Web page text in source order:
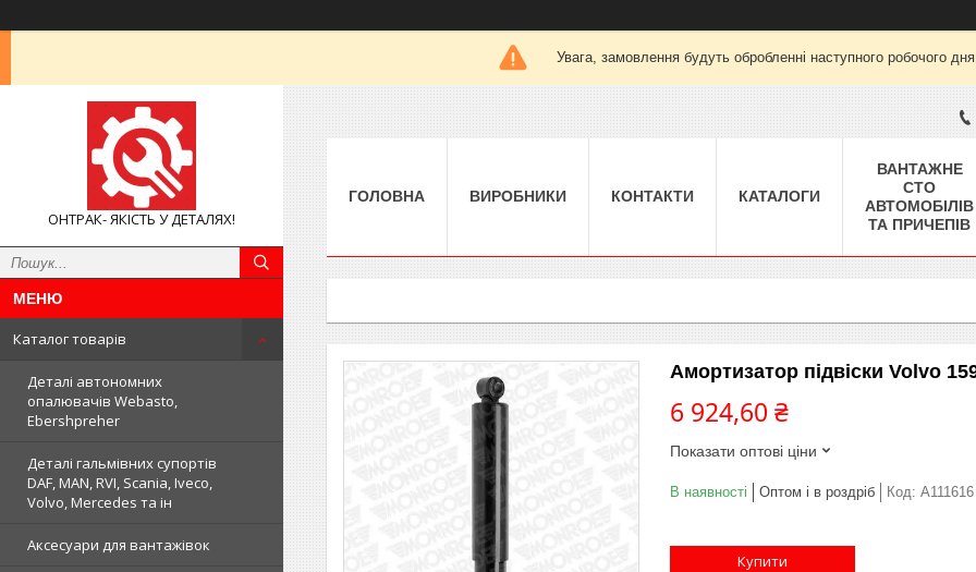
Увага, замовлення будуть обробленні наступного робочого
ОНТРАК- ЯКІСТЬ У ДЕТАЛЯХ!
Каталог товарів
Деталі автономних
опалювачів Webasto,
Ebershpreher
Деталі гальмівних супортів
DAF, MAN, RVI, Scania, Iveco,
Volvo, Mercedes та ін
Аксесуари для вантажівок
ГОЛОВНА ВИРОБНИКИ КОНТАКТИ КАТАЛОГИ
ВАНТАЖНЕ
СТО
АВТОМОБІЛІВ
ТА ПРИЧЕПІВ
Амортизатор підвіски Volvo
6 924,60 ₴
Показати оптові ціни
В наявності Оптом і в роздріб Код: A111616
Купити